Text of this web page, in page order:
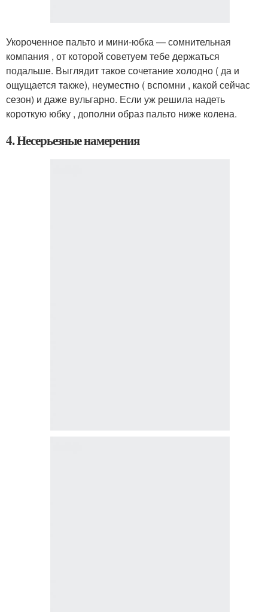
Укороченное пальто и мини-юбка — сомнительная
компания , от которой советуем тебе держаться
подальше. Выглядит такое сочетание холодно ( да и
ощущается также), неуместно ( вспомни , какой сейчас
сезон) и даже вульгарно. Если уж решила надеть
короткую юбку , дополни образ пальто ниже колена.
4. Несерьезные намерения